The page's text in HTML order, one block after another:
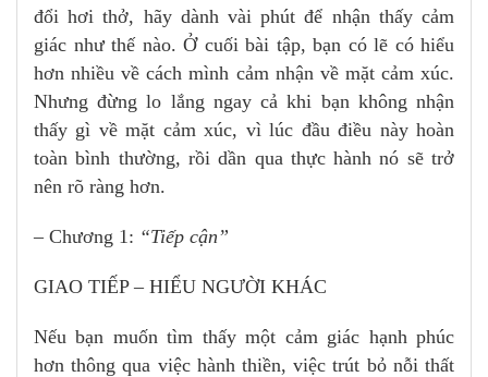
đổi hơi thở, hãy dành vài phút để nhận thấy cảm
giác như thế nào. Ở cuối bài tập, bạn có lẽ có hiểu
hơn nhiều về cách mình cảm nhận về mặt cảm xúc.
Nhưng đừng lo lắng ngay cả khi bạn không nhận
thấy gì về mặt cảm xúc, vì lúc đầu điều này hoàn
toàn bình thường, rồi dần qua thực hành nó sẽ trở
nên rõ ràng hơn.
– Chương 1: “Tiếp cận”
GIAO TIẾP – HIỂU NGƯỜI KHÁC
Nếu bạn muốn tìm thấy một cảm giác hạnh phúc
hơn thông qua việc hành thiền, việc trút bỏ nỗi thất